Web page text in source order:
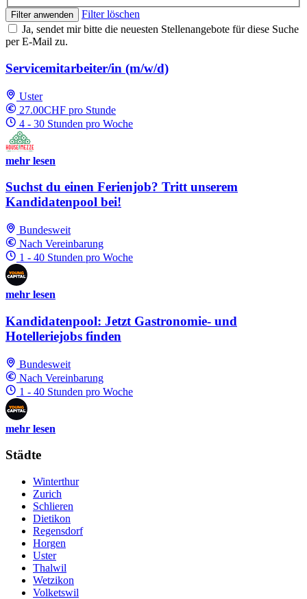
Filter anwenden
Filter löschen
Ja, sendet mir bitte die neuesten Stellenangebote für diese Suche
per E-Mail zu.
Servicemitarbeiter/in (m/w/d)
Uster
27.00CHF pro Stunde
4 - 30 Stunden pro Woche
mehr lesen
Suchst du einen Ferienjob? Tritt unserem
Kandidatenpool bei!
Bundesweit
Nach Vereinbarung
1 - 40 Stunden pro Woche
mehr lesen
Kandidatenpool: Jetzt Gastronomie- und
Hotelleriejobs finden
Bundesweit
Nach Vereinbarung
1 - 40 Stunden pro Woche
mehr lesen
Städte
Winterthur
Zurich
Schlieren
Dietikon
Regensdorf
Horgen
Uster
Thalwil
Wetzikon
Volketswil